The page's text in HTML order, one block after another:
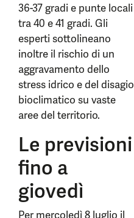
36-37 gradi e punte locali
tra 40 e 41 gradi. Gli
esperti sottolineano
inoltre il rischio di un
aggravamento dello
stress idrico e del disagio
bioclimatico su vaste
aree del territorio.
Le previsioni
fino a
giovedì
Per mercoledì 8 luglio il